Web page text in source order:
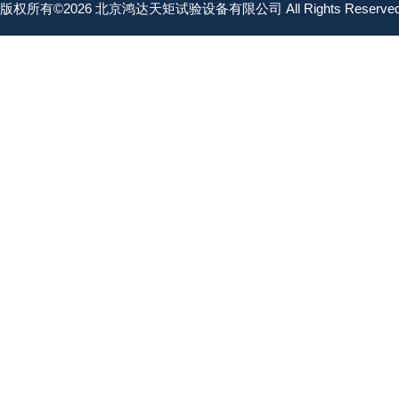
版权所有©2026 北京鸿达天矩试验设备有限公司 All Rights